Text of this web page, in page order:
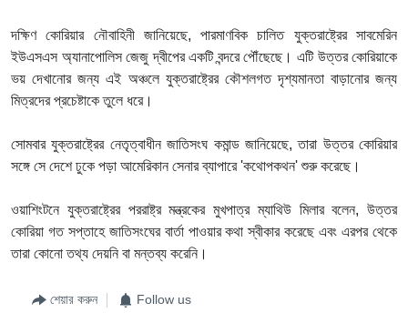
দক্ষিণ কোরিয়ার নৌবাহিনী জানিয়েছে, পারমাণবিক চালিত
যুক্তরাষ্ট্রের সাবমেরিন
ইউএসএস অ্যানাপোলিস জেজু দ্বীপের একটি বন্দরে পৌঁছেছে। এটি উত্তর কোরিয়াকে
ভয় দেখানোর জন্য এই অঞ্চলে যুক্তরাষ্ট্রের কৌশলগত দৃশ্যমানতা বাড়ানোর জন্য
মিত্রদের প্রচেষ্টাকে তুলে ধরে।
সোমবার যুক্তরাষ্ট্রের নেতৃত্বাধীন জাতিসংঘ কমান্ড জানিয়েছে, তারা উত্তর কোরিয়ার
সঙ্গে সে দেশে ঢুকে পড়া আমেরিকান সেনার ব্যাপারে 'কথোপকথন'শুরু করেছে।
ওয়াশিংটনে যুক্তরাষ্ট্রের পররাষ্ট্র মন্ত্রকের মুখপাত্র ম্যাথিউ মিলার বলেন, উত্তর
কোরিয়া গত সপ্তাহে জাতিসংঘের বার্তা পাওয়ার কথা স্বীকার করেছে এবং এরপর থেকে
তারা কোনো তথ্য দেয়নি বা মন্তব্য করেনি।
শেয়ার করুন Follow us